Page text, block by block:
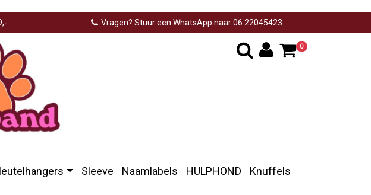
Vragen? Stuur een WhatsApp naar 06 22045423
0
Sleeve Naamlabels HULPHOND Knuffels